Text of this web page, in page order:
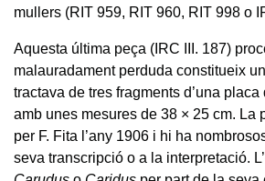
mullers (RIT 959, RIT 960, RIT 998 o
Aquesta última peça (IRC III. 187)
malauradament perduda constitueix
tractava de tres fragments d’una
amb unes mesures de 38 × 25 cm. La
per F. Fita l’any 1906 i hi ha
seva transcripció o a la interpretació.